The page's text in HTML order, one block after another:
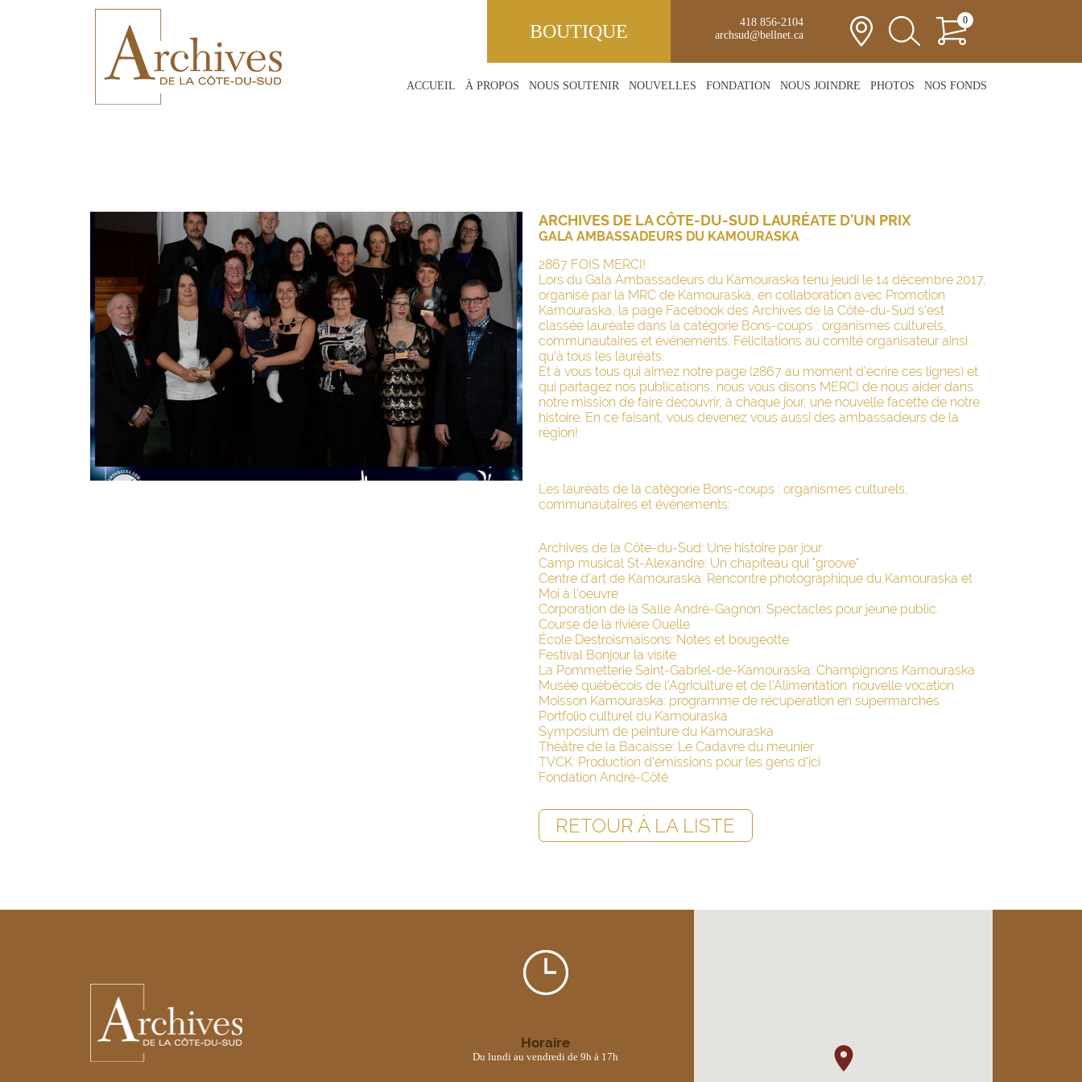
BOUTIQUE
418 856-2104
archsud@bellnet.ca
0
ACCUEIL À PROPOS NOUS SOUTENIR NOUVELLES FONDATION NOUS JOINDRE PHOTOS NOS FONDS
ARCHIVES DE LA CÔTE-DU-SUD LAURÉATE D'UN PRIX
GALA AMBASSADEURS DU KAMOURASKA
2867 FOIS MERCI!
Lors du Gala Ambassadeurs du Kamouraska tenu jeudi le 14 décembre 2017,
organisé par la MRC de Kamouraska, en collaboration avec Promotion
Kamouraska, la page Facebook des Archives de la Côte-du-Sud s'est
classée lauréate dans la catégorie Bons-coups : organismes culturels,
communautaires et événements. Félicitations au comité organisateur ainsi
qu'à tous les lauréats.
Et à vous tous qui aimez notre page (2867 au moment d'écrire ces lignes) et
qui partagez nos publications, nous vous disons MERCI de nous aider dans
notre mission de faire découvrir, à chaque jour, une nouvelle facette de notre
histoire. En ce faisant, vous devenez vous aussi des ambassadeurs de la
région!
Les lauréats de la catégorie Bons-coups : organismes culturels,
communautaires et événements:
Archives de la Côte-du-Sud: Une histoire par jour
Camp musical St-Alexandre: Un chapiteau qui "groove"
Centre d'art de Kamouraska: Rencontre photographique du Kamouraska et
Moi à l'oeuvre
Corporation de la Salle André-Gagnon: Spectacles pour jeune public.
Course de la rivière Ouelle
École Destroismaisons: Notes et bougeotte
Festival Bonjour la visite
La Pommetterie Saint-Gabriel-de-Kamouraska: Champignons Kamouraska
Musée québécois de l'Agriculture et de l'Alimentation: nouvelle vocation
Moisson Kamouraska: programme de récupération en supermarchés
Portfolio culturel du Kamouraska
Symposium de peinture du Kamouraska
Théâtre de la Bacaisse: Le Cadavre du meunier
TVCK: Production d'émissions pour les gens d'ici
Fondation André-Côté
RETOUR À LA LISTE
Horaire
Du lundi au vendredi de 9h à 17h